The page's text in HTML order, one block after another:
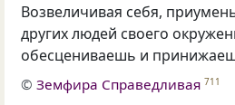
Возвеличивая себя,
других людей своего
обесцениваешь и
©Земфира Справедливая 711